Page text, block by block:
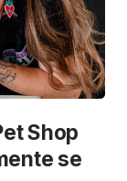
Shop
se